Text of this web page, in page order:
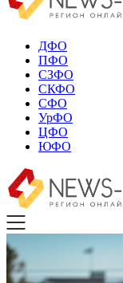
ДФО
ПФО
СЗФО
СКФО
СФО
УрФО
ЦФО
ЮФО